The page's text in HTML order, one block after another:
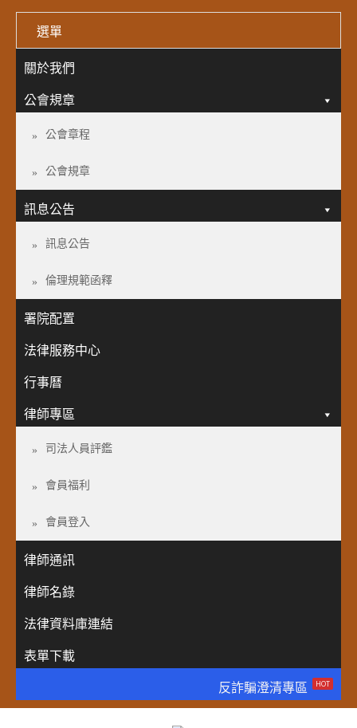
選單
關於我們
公會規章
公會章程
公會規章
訊息公告
訊息公告
倫理規範函釋
署院配置
法律服務中心
行事曆
律師專區
司法人員評鑑
會員福利
會員登入
律師通訊
律師名錄
法律資料庫連結
表單下載
反詐騙澄清專區
HOT